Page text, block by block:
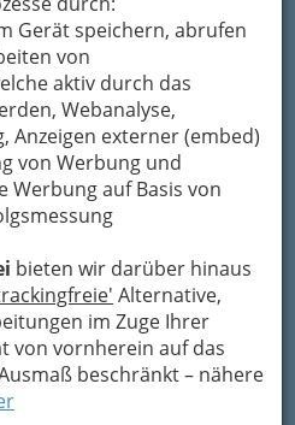
Gerät speichern, abrufen
von
aktiv durch das
Webanalyse,
Anzeigen externer (embed)
von Werbung und
Werbung auf Basis von
bieten wir darüber hinaus
Alternative,
im Zuge Ihrer
von vornherein auf das
beschränkt – nähere